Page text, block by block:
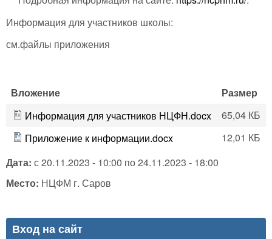
Информация для участников школы:
см.файлы приложения
Вложение
Размер
Информация для участников НЦФН.docx
65,04 КБ
Приложение к информации.docx
12,01 КБ
Дата: с20.11.2023 - 10:00 по24.11.2023 - 18:00
Место: НЦФМ г. Саров
Вход на сайт